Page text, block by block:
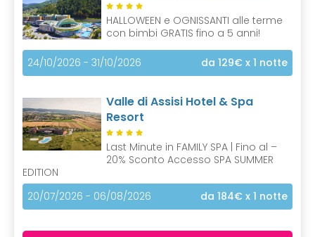
HALLOWEEN e OGNISSANTI alle terme
con bimbi GRATIS fino a 5 anni!
24/10/2026 - 31/10/2026 da 129€ x 1 notte
Valle di Assisi Hotel & Spa
Resort
Last Minute in FAMILY SPA | Fino al –
20% Sconto Accesso SPA SUMMER
EDITION
20/07/2026 - 06/08/2026
da 184€ x 1 notte